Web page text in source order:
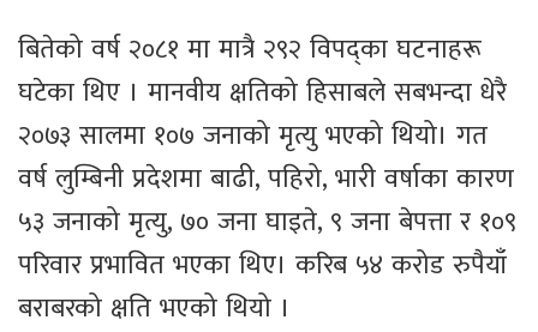
बितेको वर्ष २०८१ मा मात्रै २९२ विपद्का घटनाहरू
घटेका थिए । मानवीय क्षतिको हिसाबले सबभन्दा धेरै
२०७३ सालमा १०७ जनाको मृत्यु भएको थियो। गत
वर्ष लुम्बिनी प्रदेशमा बाढी, पहिरो, भारी वर्षाका कारण
५३ जनाको मृत्यु, ७० जना घाइते, ९ जना बेपत्ता र १०९
परिवार प्रभावित भएका थिए। करिब ५४ करोड रुपैयाँ
बराबरको क्षति भएको थियो ।